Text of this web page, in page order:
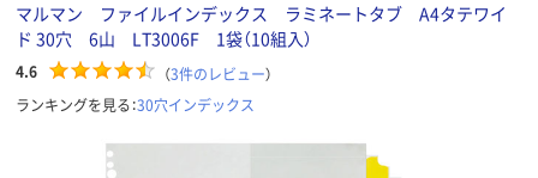
マルマン ファイルインデックス ラミネートタブ A4タテワイ
ド 30穴 6山 LT3006F 1袋（10組入）
4.6 （3件のレビュー）
ランキングを見る：30穴インデックス